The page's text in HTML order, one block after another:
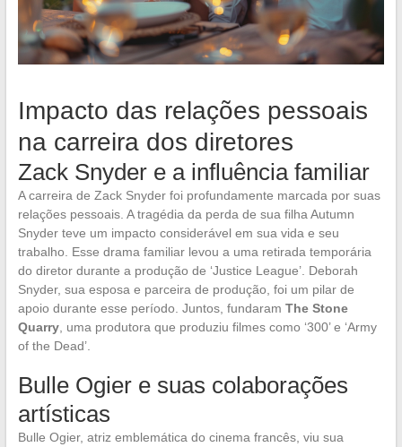
Impacto das relações pessoais
na carreira dos diretores
Zack Snyder e a influência familiar
A carreira de Zack Snyder foi profundamente marcada por suas
relações pessoais. A tragédia da perda de sua filha Autumn
Snyder teve um impacto considerável em sua vida e seu
trabalho. Esse drama familiar levou a uma retirada temporária
do diretor durante a produção de ‘Justice League’. Deborah
Snyder, sua esposa e parceira de produção, foi um pilar de
apoio durante esse período. Juntos, fundaram The Stone
Quarry, uma produtora que produziu filmes como ‘300’ e ‘Army
of the Dead’.
Bulle Ogier e suas colaborações
artísticas
Bulle Ogier, atriz emblemática do cinema francês, viu sua